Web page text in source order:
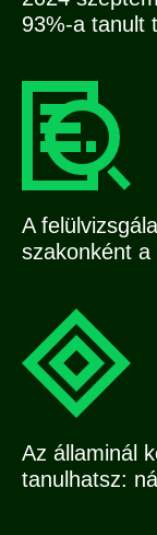
93%-a tanult
A
szakonként
Az államinál
tanulhatsz: